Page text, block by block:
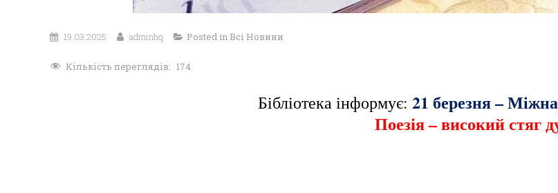
19.03.2025 adminhq Posted in Всі Новини
Кількість переглядів: 174
Бібліотека інформує:21 березня –
Поезія – високий стяг